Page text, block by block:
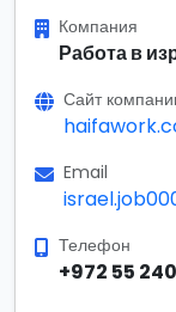
Компания
Работа в
Сайт
Email
Телефон
+972 55